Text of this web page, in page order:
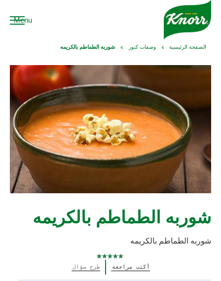
Menu
الصفحة الرئيسية وصفات كنور شوربه الطماطم بالكريمه
شوربه الطماطم بالكريمه
شوربه الطماطم بالكريمه
يتم
أكتب مراجعة طرح سؤال